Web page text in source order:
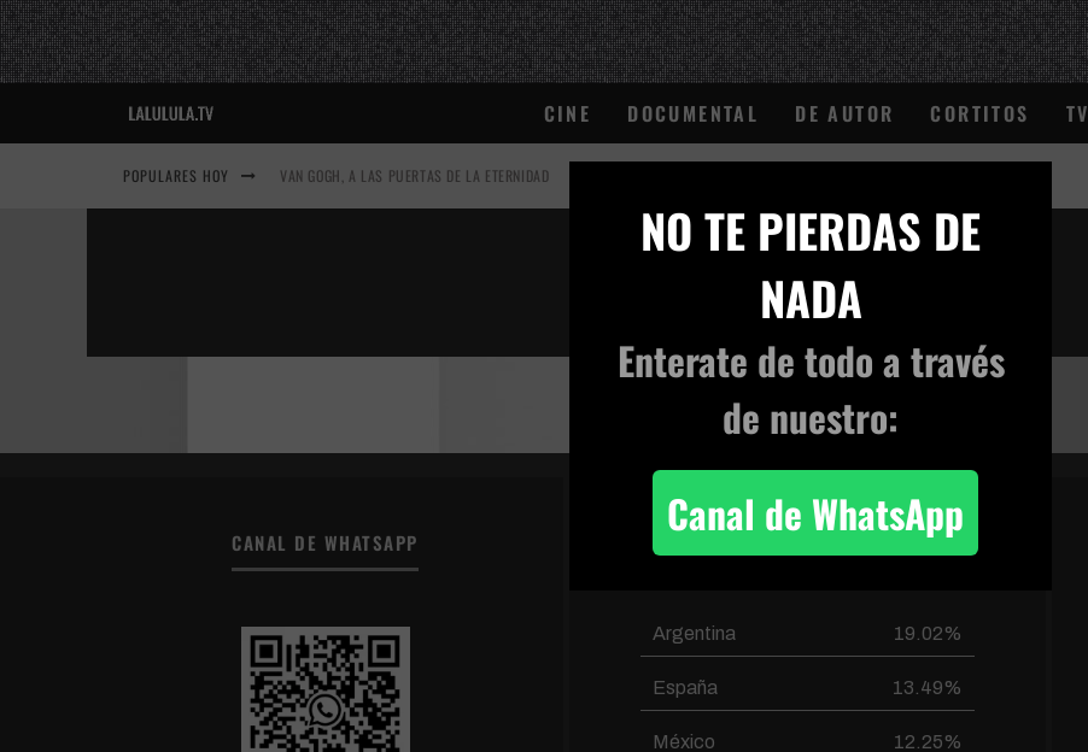
CINE DOCUMENTAL DE AUTOR CORTITOS TV
POPULARES HOY VAN GOGH, A LAS PUERTAS DE LA ETERNIDAD
waitfhckny-mp4
waitfhckny-mp4
CANAL DE WHATSAPP
Argentina 19.02%
España 13.49%
México 12.25%
NO TE PIERDAS DE
NADA
Enterate de todoa través
de nuestro:
Canal de WhatsApp